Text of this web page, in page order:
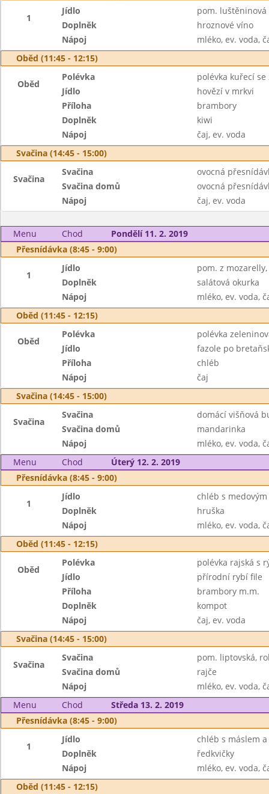
1
Jídlo
pom.
Doplněk
hroznové víno
Nápoj
mléko, ev. voda,
Oběd (11:45 - 12:15)
Oběd
Polévka
polévka kuřecí
Jídlo
hovězí v mrkvi
Příloha
brambory
Doplněk
kiwi
Nápoj
čaj, ev. voda
Svačina (14:45 - 15:00)
Svačina
Svačina
ovocná
Svačina domů
ovocná
Nápoj
čaj, ev. voda
Menu Chod
Pondělí 11. 2. 2019
Přesnídávka (8:45 - 9:00)
1
Jídlo
pom. z
Doplněk
salátová okurka
Nápoj
mléko, ev. voda,
Oběd (11:45 - 12:15)
Oběd
Polévka
polévka
Jídlo
fazole po
Příloha
chléb
Nápoj
čaj
Svačina (14:45 - 15:00)
Svačina
Svačina
domácí višňová
Svačina domů
mandarinka
Nápoj
mléko, ev. voda,
Menu
Chod
Úterý 12. 2. 2019
Přesnídávka (8:45 - 9:00)
1
Jídlo
chléb s
Doplněk
hruška
Nápoj
mléko, ev. voda,
Oběd (11:45 - 12:15)
Oběd
Polévka
polévka rajská s
Jídlo
přírodní rybí file
Příloha
brambory m.m.
Doplněk
kompot
Nápoj
čaj, ev. voda
Svačina (14:45 - 15:00)
Svačina
Svačina
pom. liptovská,
Svačina domů
rajče
Nápoj
mléko, ev. voda,
Menu
Chod
Středa 13. 2. 2019
Přesnídávka (8:45 - 9:00)
1
Jídlo
chléb s máslem
Doplněk
ředkvičky
Nápoj
mléko, ev. voda,
Oběd (11:45 - 12:15)